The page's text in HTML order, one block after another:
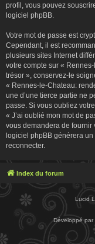
profil, vous pouvez
logiciel phpBB.
Votre mot de passe est
Cependant, il est
plusieurs sites Internet
votre compte sur «
trésor », conservez-le
« Rennes-le-Chateau:
une d’une tierce partie ne
passe. Si vous oubliez
« J’ai oublié mon mot de
vous demandera de fournir
logiciel phpBB générera
reconnecter.
Index du forum
Lucid
Développé par